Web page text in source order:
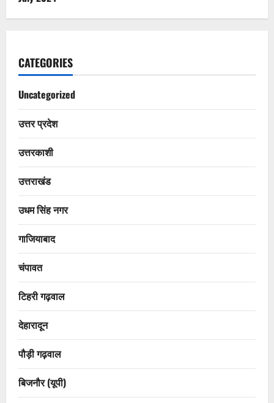
CATEGORIES
Uncategorized
उत्तर प्रदेश
उत्तरकाशी
उत्तराखंड
उधम सिंह नगर
गाजियाबाद
चंपावत
टिहरी गढ़वाल
देहारादून
पौड़ी गढ़वाल
बिजनौर (यूपी)